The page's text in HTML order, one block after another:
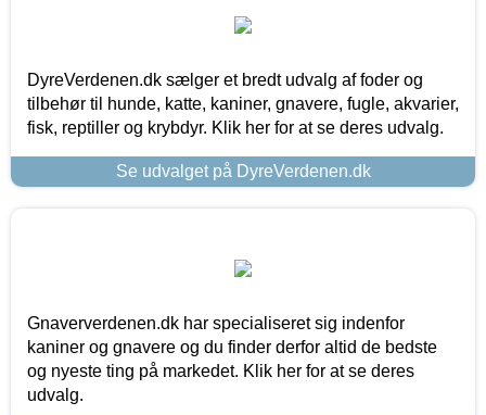
DyreVerdenen.dk sælger et bredt udvalg af foder og
tilbehør til hunde, katte, kaniner, gnavere, fugle, akvarier,
fisk, reptiller og krybdyr. Klik her for at se deres udvalg.
Se udvalget på DyreVerdenen.dk
Gnaververdenen.dk har specialiseret sig indenfor
kaniner og gnavere og du finder derfor altid de bedste
og nyeste ting på markedet. Klik her for at se deres
udvalg.